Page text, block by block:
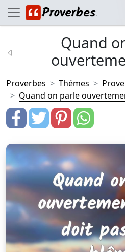
Quand
Proverbes Thémes
Quand on parle